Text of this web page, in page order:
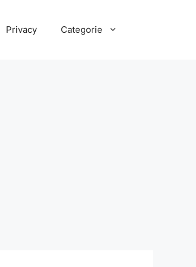
Privacy Categorie